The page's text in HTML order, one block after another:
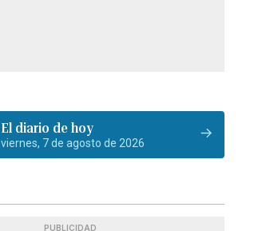
El diario de hoy
viernes, 7 de agosto de 2026
PUBLICIDAD